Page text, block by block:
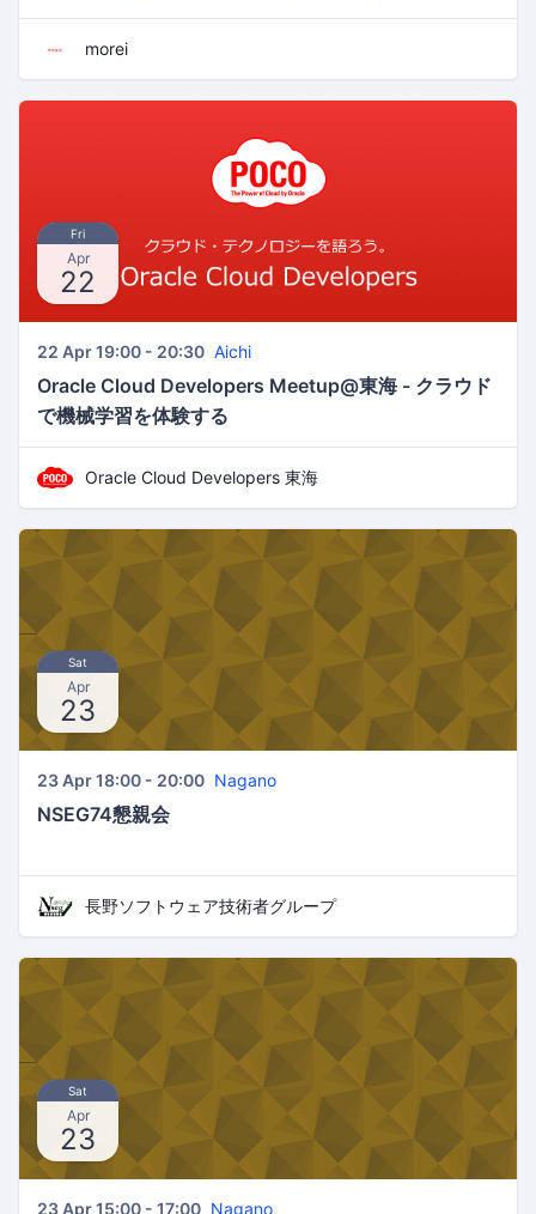
morei
Fri
Apr
22
22 Apr 19:00 - 20:30 Aichi
Oracle Cloud Developers Meetup@東海 - クラウド
で機械学習を体験する
Oracle Cloud Developers 東海
Sat
Apr
23
23 Apr 18:00 - 20:00 Nagano
NSEG74懇親会
長野ソフトウェア技術者グループ
Sat
Apr
23
23 Apr 15:00 - 17:00 Nagano